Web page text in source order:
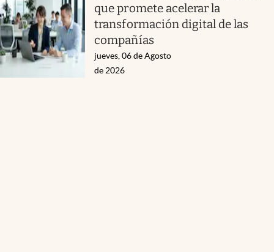
que promete acelerar la
transformación digital de las
compañías
jueves, 06 de Agosto
de 2026